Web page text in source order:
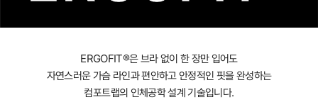
ERGOFIT®은 브라 없이 한 장만 입어도
자연스러운 가슴 라인과 편안하고 안정적인 핏을 완성하는
컴포트랩의 인체공학 설계 기술입니다.